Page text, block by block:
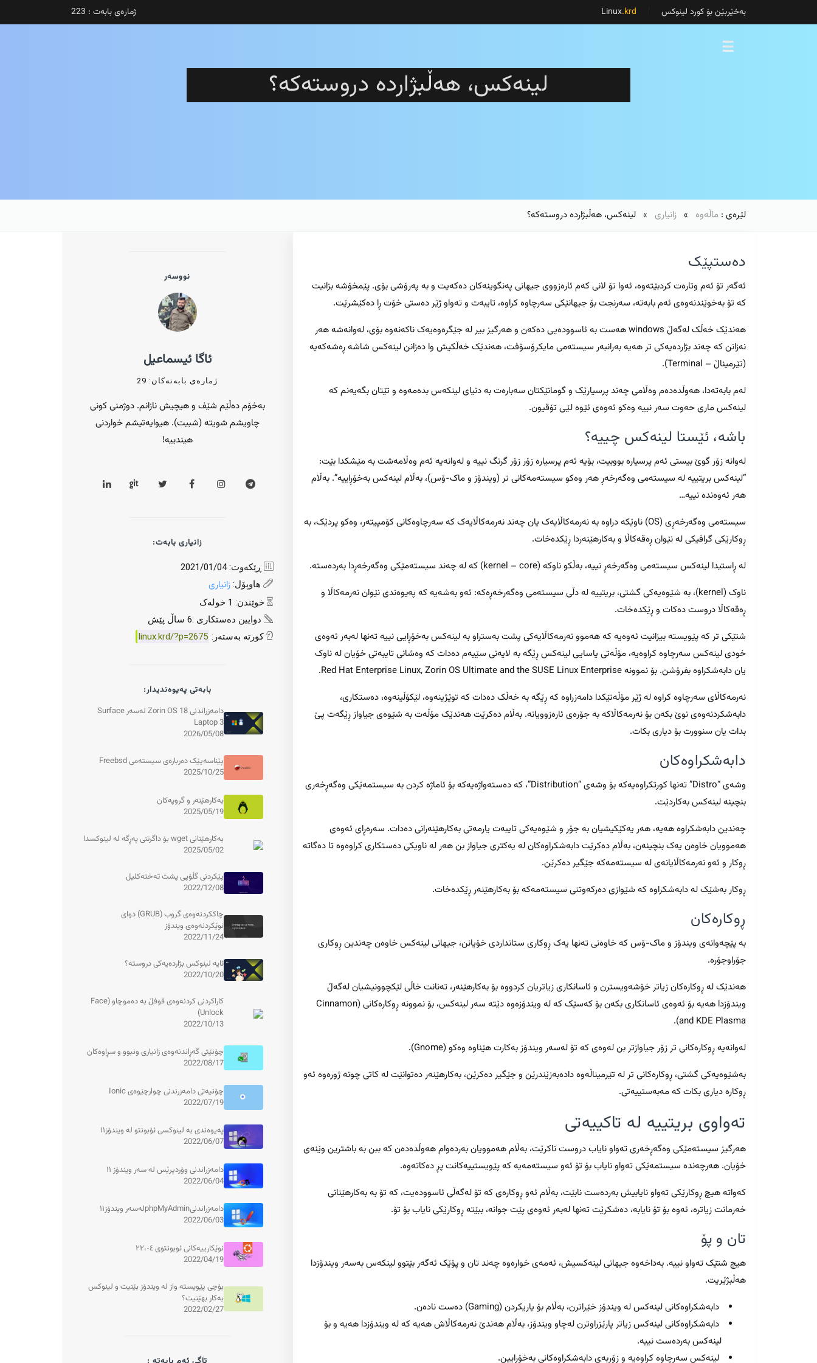
بەخێربێن بۆ کورد لینوکس .krd ژمارەی بابەت : 223
☰
لینەکس، هەڵبژاردە دروستەکە؟
لێرەی : ماڵەوە » زانیاری » لینەکس، هەڵبژاردە دروستەکە؟
دەستپێک
ئەگەر تۆ ئەم وتارەت کردبێتەوە، ئەوا تۆ لانی کەم ئارەزووی جیهانی پەنگوینەکان دەکەیت و بە پەرۆشی بۆی. پێمخۆشە بزانیت
کە تۆ بەخوێندنەوەی ئەم بابەتە، سەرنجت بۆ جیهانێکی سەرچاوە کراوە، تایبەت و تەواو ژێر دەستی خۆت ڕا دەکێشرێت.
هەندێک خەڵک لەگەڵ windows هەست بە ئاسوودەیی دەکەن و هەرگیز بیر لە جێگرەوەیەک ناکەنەوە بۆی، لەوانەشە هەر
نەزانن کە چەند بژاردەیەکی تر هەیە بەرانبەر سیستەمی مایکرۆسۆفت، هەندێک خەڵکیش وا دەزانن لینەکس شاشە ڕەشەکەیە
(تێرمیناڵ – Terminal).
لەم بابەتەدا، هەوڵدەدەم وەڵامی چەند پرسیارێک و گومانێکتان سەبارەت بە دنیای لینکەس بدەمەوە و تێتان بگەیەنم کە
لینەکس ماری حەوت سەر نییە وەکو ئەوەی ئێوە لێی تۆقیون.
باشە، ئێستا لینەکس چییە؟
لەوانە زۆر گوێ بیستی ئەم پرسیارە بووبیت، بۆیە ئەم پرسیارە زۆر زۆر گرنگ نییە و لەوانەیە ئەم وەڵامەشت بە مێشکدا بێت:
“لینەکس بریتییە لە سیستەمی وەگەرخەڕ هەر وەکو سیستەمەکانی تر (ویندۆز و ماک-ۆس)، بەڵام لینەکس بەخۆڕاییە”. بەڵام
هەر ئەوەندە نییە…
سیستەمی وەگەرخەڕی (OS) ناوێکە دراوە بە نەرمەکاڵایەک یان چەند نەرمەکاڵایەک کە سەرچاوەکانی کۆمپیتەر، وەکو پردێک، بە
ڕوکارێکی گرافیکی لە نێوان ڕەقەکاڵا و بەکارهێنەردا ڕێکدەخات.
لە ڕاستیدا لینەکس سیستەمی وەگەرخەڕ نییە، بەڵکو ناوکە (kernel – core) کە لە چەند سیستەمێکی وەگەرخەڕدا بەردەستە.
ناوک (kernel)، بە شێوەیەکی گشتی، بریتییە لە دڵی سیستەمی وەگەرخەڕەکە: ئەو بەشەیە کە پەیوەندی نێوان نەرمەکاڵا و
ڕەقەکاڵا دروست دەکات و ڕێکدەخات.
شتێکی تر کە پێویستە بیزانیت ئەوەیە کە هەموو نەرمەکاڵایەکی پشت بەستراو بە لینەکس بەخۆڕایی نییە تەنها لەبەر ئەوەی
خودی لینەکس سەرچاوە کراوەیە، مۆڵەتی یاسایی لینەکس ڕێگە بە لایەنی سێیەم دەدات کە وەشانی تایبەتی خۆیان لە ناوک
یان دابەشکراوە بفرۆشن. بۆ نموونە Red Hat Enterprise Linux, Zorin OS Ultimate and the SUSE Linux Enterprise.
نەرمەکاڵای سەرچاوە کراوە لە ژێر مۆڵەتێکدا دامەزراوە کە ڕێگە بە خەڵک دەدات کە توێژینەوە، لێکۆڵینەوە، دەستکاری،
دابەشکردنەوەی نوێ بکەن بۆ نەرمەکاڵاکە بە جۆرەی ئارەزوویانە. بەڵام دەکرێت هەندێک مۆڵەت بە شێوەی جیاواز ڕێگەت پێ
بدات یان سنوورت بۆ دیاری بکات.
دابەشکراوەکان
وشەی “Distro” تەنها کورتکراوەیەکە بۆ وشەی “Distribution”، کە دەستەواژەیەکە بۆ ئاماژە کردن بە سیستمەێکی وەگەڕخەری
بنچینە لینەکس بەکاردێت.
چەندین دابەشکراوە هەیە، هەر یەکێکیشیان بە جۆر و شێوەیەکی تایبەت یارمەتی بەکارهێنەرانی دەدات. سەرەڕای ئەوەی
هەموویان خاوەن یەک بنچینەن، بەڵام دەکرێت دابەشکراوەکان لە یەکتری جیاواز بن هەر لە ناویکی دەستکاری کراوەوە تا دەگاتە
ڕوکار و ئەو نەرمەکاڵایانەی لە سیستەمەکە جێگیر دەکرێن.
ڕوکار بەشێک لە دابەشکراوە کە شێوازی دەرکەوتنی سیستەمەکە بۆ بەکارهێنەر ڕێکدەخات.
ڕوکارەکان
بە پێچەوانەی ویندۆز و ماک-ۆس کە خاوەنی تەنها یەک ڕوکاری ستانداردی خۆیانن، جیهانی لینەکس خاوەن چەندین ڕوکاری
جۆراوجۆرە.
هەندێک لە ڕوکارەکان زیاتر خۆشەویسترن و ئاسانکاری زیاتریان کردووە بۆ بەکارهێنەر، تەنانت خاڵی لێکچوونیشیان لەگەڵ
ویندۆزدا هەیە بۆ ئەوەی ئاسانکاری بکەن بۆ کەسێک کە لە ویندۆزەوە دێتە سەر لینەکس، بۆ نموونە ڕوکارەکانی (Cinnamon
and KDE Plasma).
لەوانەیە ڕوکارەکانی تر زۆر جیاوازتر بن لەوەی کە تۆ لەسەر ویندۆز بەکارت هێناوە وەکو (Gnome).
بەشێوەیەکی گشتی، ڕوکارەکانی تر لە تێرمیناڵەوە دادەبەزێندرێن و جێگیر دەکرێن، بەکارهێنەر دەتوانێت لە کاتی چونە ژورەوە ئەو
ڕوکارە دیاری بکات کە مەبەستییەتی.
تەواوی بریتییە لە تاکییەتی
هەرگیز سیستەمێکی وەگەڕخەری تەواو نایاب دروست ناکرێت، بەڵام هەموویان بەردەوام هەوڵدەدەن کە ببن بە باشترین وێنەی
خۆیان. هەرچەندە سیستمەێکی تەواو نایاب بۆ تۆ ئەو سیستەمەیە کە پێویستییەکانت پڕ دەکاتەوە.
کەواتە هیچ ڕوکارێکی تەواو نایابیش بەردەست نابێت، بەڵام ئەو ڕوکارەی کە تۆ لەگەڵی ئاسوودەیت، کە تۆ بە بەکارهێنانی
خەرمانت زیاترە، ئەوە بۆ تۆ نایابە، دەشکرێت تەنها لەبەر ئەوەی پێت جوانە، ببێتە ڕوکارێکی نایاب بۆ تۆ.
تان و پۆ
هیچ شتێک تەواو نییە. بەداخەوە جیهانی لینەکسیش، ئەمەی خوارەوە چەند تان و پۆێک ئەگەر بێتوو لینکەس بەسەر ویندۆزدا
هەڵبژێریت.
دابەشکراوەکانی لینەکس لە ویندۆز خێراترن، بەڵام بۆ یاریکردن (Gaming) دەست نادەن.
دابەشکراوەکانی لینەکس زیاتر پارێزراوترن لەچاو ویندۆز، بەڵام هەندێ نەرمەکاڵاش هەیە کە لە ویندۆزدا هەیە و بۆ
لینەکس بەردەست نییە.
لینەکس سەرچاوە کراوەیە و زۆربەی دابەشکراوەکانی بەخۆڕایین.
نووسەر
ئاگا ئیسماعیل
ژمارەی بابەتەکان: 29
بەخۆم دەڵێم شێف و هیچیش نازانم. دوژمنی کونی
چاویشم شویتە (شبیت). ‌هیوایەتیشم خواردنی
هیندییە!
زانیاری بابەت:
ڕێکەوت: 2021/01/04
هاوپۆل: زانیاری
خوێندن: 1 خولەک
دوایین دەستکاری :6 ساڵ پێش
کورتە بەستەر: linux.krd/?p=2675
بابەتی پەیوەندیدار:
دامەزراندنی Zorin OS 18 لەسەر Surface
Laptop 3
2026/05/08
پێناسەیێک دەربارەی سیستەمی Freebsd
2025/10/25
بەکارهێنەر و گروپەکان
2025/05/19
بەکارهێنانی wget بۆ داگرتنی پەڕگە لە لینوکسدا
2025/05/02
پێکردنی گڵۆپی پشت تەختەکلیل
2022/12/08
چاککردنەوەی گروب (GRUB) دوای
نوێکردنەوەی ویندۆز
2022/11/24
ئایە لینوکس بژاردەیەکی دروستە؟
2022/10/20
کاراکردنی کردنەوەی قوفڵ بە دەموچاو (Face
Unlock)
2022/10/13
چۆنێتی گەڕاندنەوەی زانیاری ونبوو و سڕاوەکان
2022/08/17
چۆنیەتی دامەزرندنی چوارچێوەی Ionic
2022/07/19
پەیوەندی بە لینوکسی ئۆبونتو لە ویندۆز١١
2022/06/07
دامەزراندنی وۆردپرێس لە سەر ویندۆز ١١
2022/06/04
دامەزراندنیphpMyAdminلەسەر ویندۆز١١
2022/06/03
نوێکارییەکانی ئوبونتوی ٢٢،٠٤
2022/04/19
بۆچی پێویستە واز لە ویندۆز بێنیت و لینوکس
بەکار بهێنیت؟
2022/02/27